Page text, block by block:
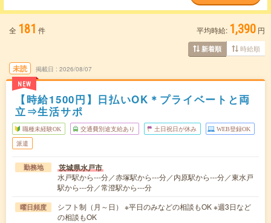
全 181 件 平均時給: 1,390 円
新着順 時給順
未読
NEW
掲載日 2026/08/07
【時給1500円】日払いOK＊プライベートと両
立⇒生活サポ
職種未経験OK 交通費別途支給あり 土日祝日が休み WEB登録OK
派遣
勤務地 茨城県水戸市
水戸駅から---分／赤塚駅から---分／内原駅から---分／東水戸
駅から---分／常澄駅から---分
曜日頻度
シフト制（月～日） ※平日のみなどの相談もOK ※週3日など
の相談もOK